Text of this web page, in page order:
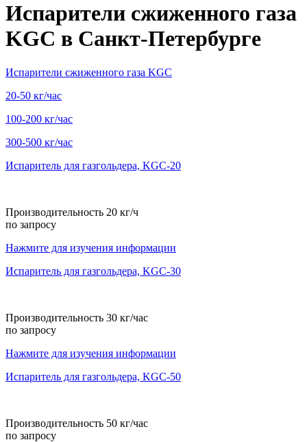
Испарители сжиженного газа
KGC в Санкт-Петербурге
Испарители сжиженного газа KGC
20-50 кг/час
100-200 кг/час
300-500 кг/час
Испаритель для газгольдера, KGC-20
Производительность 20 кг/ч
по запросу
Нажмите для изучения информации
Испаритель для газгольдера, KGС-30
Производительность 30 кг/час
по запросу
Нажмите для изучения информации
Испаритель для газгольдера, KGС-50
Производительность 50 кг/час
по запросу